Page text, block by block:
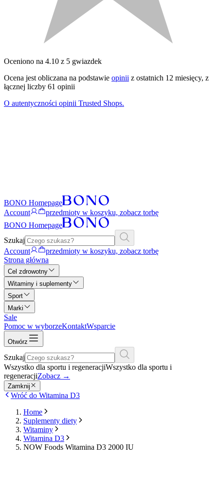
Oceniono na 4.10 z 5 gwiazdek
Ocena jest obliczana na podstawie opinii z ostatnich 12 miesięcy, z
łącznej liczby 61 opinii
O autentyczności opinii Trusted Shops.
BONO Homepage
Account
przedmioty w koszyku, zobacz torbę
BONO Homepage
Szukaj
Account
przedmioty w koszyku, zobacz torbę
Strona główna
Cel zdrowotny
Witaminy i suplementy
Sport
Marki
Sale
Pomoc w wyborzeKontaktWsparcie
Otwórz
Szukaj
Wszystko dla sportu i regeneracjiWszystko dla sportu i
regeneracjiZobacz →
Zamknij
Wróć do Witamina D3
Home
Suplementy diety
Witaminy
Witamina D3
NOW Foods Witamina D3 2000 IU